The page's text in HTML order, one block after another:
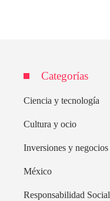
Categorías
Ciencia y tecnología
Cultura y ocio
Inversiones y negocios
México
Responsabilidad Social